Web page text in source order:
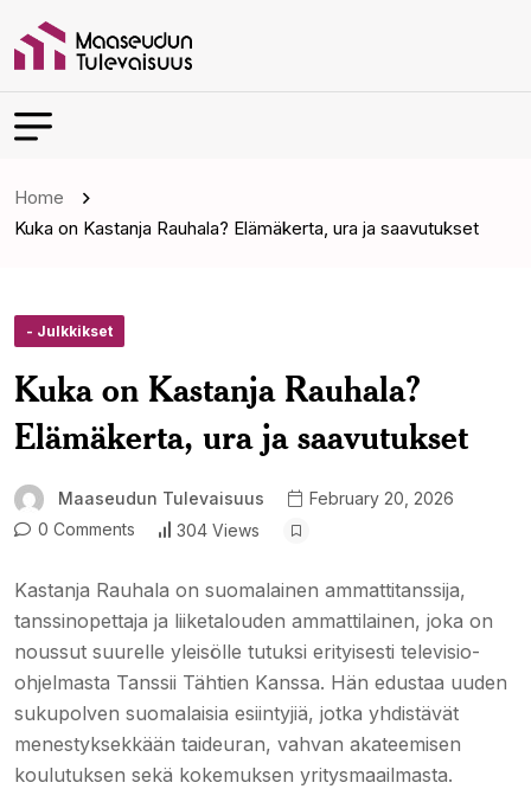
Home
Kuka on Kastanja Rauhala? Elämäkerta, ura ja saavutukset
- Julkkikset
Kuka on Kastanja Rauhala?
Elämäkerta, ura ja saavutukset
Maaseudun Tulevaisuus
February 20, 2026
0 Comments
304 Views
Kastanja Rauhala on suomalainen ammattitanssija,
tanssinopettaja ja liiketalouden ammattilainen, joka on
noussut suurelle yleisölle tutuksi erityisesti televisio-
ohjelmasta Tanssii Tähtien Kanssa. Hän edustaa uuden
sukupolven suomalaisia esiintyjiä, jotka yhdistävät
menestyksekkään taideuran, vahvan akateemisen
koulutuksen sekä kokemuksen yritysmaailmasta.